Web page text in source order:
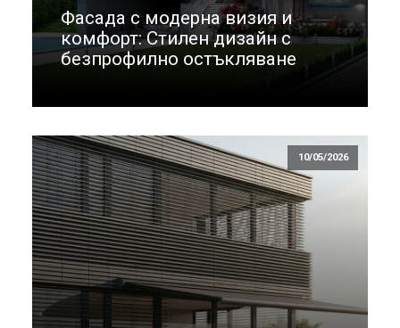
Фасада с модерна визия и
комфорт: Стилен дизайн с
безпрофилно остъкляване
10/05/2026